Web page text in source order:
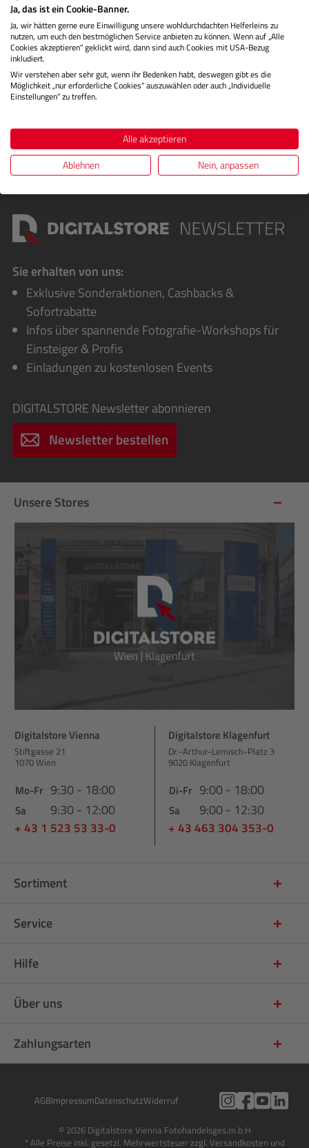
Beschreibung
Der UV-Filter von Carl Zeiss lässt nur das gewünschte Licht
durch und blockt die erhöhte UV-Strahlung ab, die
besonders in d…Mehr
Herstellerinformationen
Sie erhalten von uns:
Exklusive Sonderaktionen, Cashbacks &
Sofortrabatte
Infos über spannende Fotografie-Workshops für
Einsteiger & Profis
Einladungen zu kostenlosen Events
DIGITALSTORE Newsletter abonnieren
Newsletter bestellen
Unsere Stores
Digitalstore Vienna
Stiftgasse 21
1070 Wien
Mo-Fr 9:30 - 18:00
Sa 9:30 - 12:00
+ 43 1 523 53 33-0
Digitalstore Klagenfurt
Dr.-Arthur-Lemisch-Platz 3
9020 Klagenfurt
Di-Fr 9:00 - 18:00
Sa 9:00 - 12:30
+ 43 463 304 353-0
Sortiment
Service
Hilfe
Über uns
Zahlungsarten
AGBImpressumDatenschutzWiderruf
© 2026 Digitalstore Vienna Fotohandelsges.m.b.H
* Alle Preise inkl. gesetzl. Mehrwertsteuer zzgl. Versandkosten und
Ja, das ist ein Cookie-Banner.
Ja, wir hätten gerne eure Einwilligung unsere wohldurchdachten Helferleins zu
nutzen, um euch den bestmöglichen Service anbieten zu können. Wenn auf „Alle
Cookies akzeptieren“ geklickt wird, dann sind auch Cookies mit USA-Bezug
inkludiert.
Wir verstehen aber sehr gut, wenn ihr Bedenken habt, deswegen gibt es die
Möglichkeit „nur erforderliche Cookies“ auszuwählen oder auch „Individuelle
Einstellungen“ zu treffen.
Alle akzeptieren
Ablehnen
Nein, anpassen